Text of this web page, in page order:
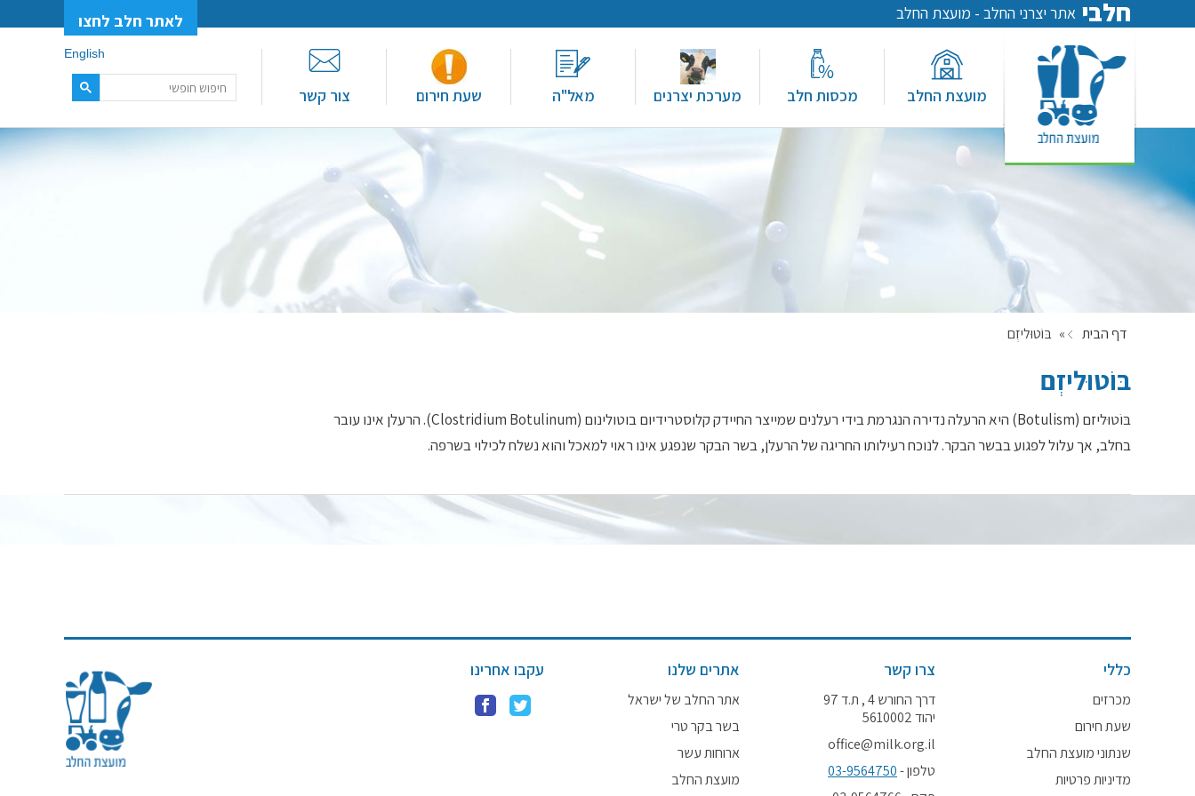
חלבי אתר יצרני החלב - מועצת החלב לאתר חלב לחצו
מועצת החלב מכסות חלב מערכת יצרנים מאל"ה שעת חירום צור קשר
English
דף הבית » בּוֹטוּליזְם
בּוֹטוּליזְם
בּוֹטוּליזם (Botulism) היא הרעלה נדירה הנגרמת בידי רעלנים שמייצר החיידק קלוסטרידיום בוטולינום (Clostridium Botulinum). הרעלן אינו עובר
בחלב, אך עלול לפגוע בבשר הבקר. לנוכח רעילותו החריגה של הרעלן, בשר הבקר שנפגע אינו ראוי למאכל והוא נשלח לכילוי בשרפה.
כללי
מכרזים
שעת חירום
שנתוני מועצת החלב
מדיניות פרטיות
צרו קשר
דרך החורש 4 , ת.ד 97
יהוד 5610002
office@milk.org.il
טלפון -03-9564750
אתרים שלנו
אתר החלב של ישראל
בשר בקר טרי
ארוחות עשר
מועצת החלב
עקבו אחרינו